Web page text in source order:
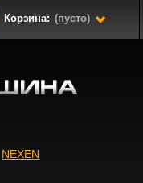
Корзина: (пусто)
NEXEN